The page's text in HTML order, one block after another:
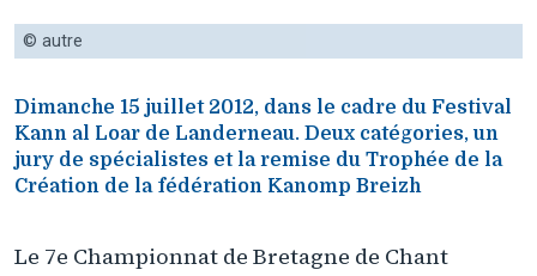
© autre
Dimanche 15 juillet 2012, dans le cadre du Festival
Kann al Loar de Landerneau. Deux catégories, un
jury de spécialistes et la remise du Trophée de la
Création de la fédération Kanomp Breizh
Le 7e Championnat de Bretagne de Chant